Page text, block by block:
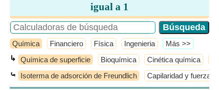
igual a 1
Química Financiero Física Ingenieria ​Más >>
↳ Química de superficie Bioquímica Cinética química
⤿ Isoterma de adsorción de Freundlich Capilaridad y fuerzas